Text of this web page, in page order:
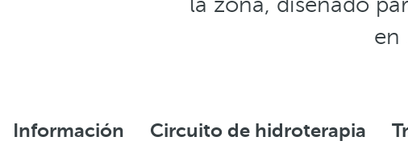
en
Información Circuito de hidroterapia